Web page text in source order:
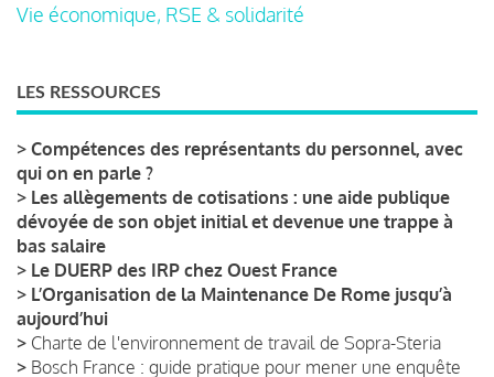
Vie économique, RSE & solidarité
LES RESSOURCES
> Compétences des représentants du personnel, avec
qui on en parle ?
> Les allègements de cotisations : une aide publique
dévoyée de son objet initial et devenue une trappe à
bas salaire
> Le DUERP des IRP chez Ouest France
> L’Organisation de la Maintenance De Rome jusqu’à
aujourd’hui
> Charte de l'environnement de travail de Sopra-Steria
> Bosch France : guide pratique pour mener une enquête